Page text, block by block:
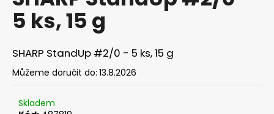
0,0
z
hvězdiček.
5 ks, 15 g
SHARP StandUp #2/0 - 5 ks, 15 g
Můžeme doručit do: 13.8.2026
Skladem
a
j
í
t
?